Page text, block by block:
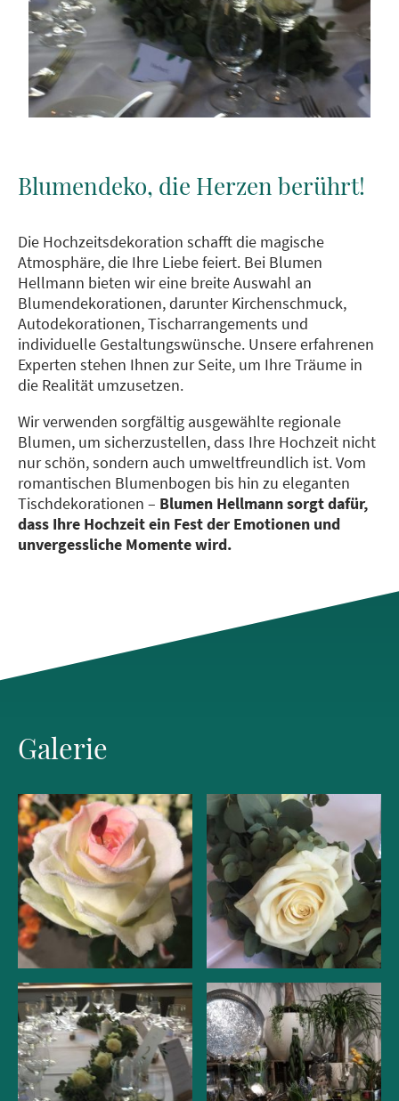
Blumendeko, die Herzen berührt!
Die Hochzeitsdekoration schafft die magische
Atmosphäre, die Ihre Liebe feiert. Bei Blumen
Hellmann bieten wir eine breite Auswahl an
Blumendekorationen, darunter Kirchenschmuck,
Autodekorationen, Tischarrangements und
individuelle Gestaltungswünsche. Unsere erfahrenen
Experten stehen Ihnen zur Seite, um Ihre Träume in
die Realität umzusetzen.
Wir verwenden sorgfältig ausgewählte regionale
Blumen, um sicherzustellen, dass Ihre Hochzeit nicht
nur schön, sondern auch umweltfreundlich ist. Vom
romantischen Blumenbogen bis hin zu eleganten
Tischdekorationen – Blumen Hellmann sorgt dafür,
dass Ihre Hochzeit ein Fest der Emotionen und
unvergessliche Momente wird.
Galerie